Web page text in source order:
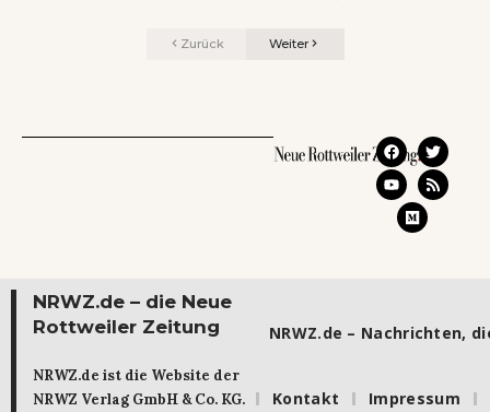
Zurück Weiter
NRWZ.de – die Neue
Rottweiler Zeitung
NRWZ.de ist die Website der
NRWZ Verlag GmbH & Co. KG.
NRWZ.de – Nachrichten,
Kontakt Impressum